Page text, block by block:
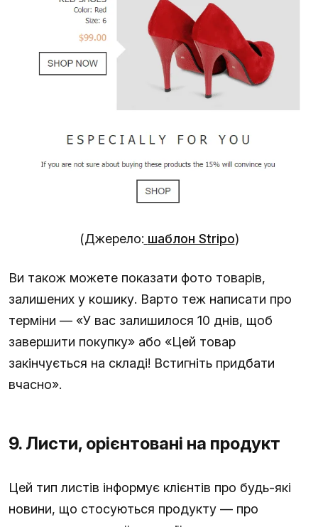
(Джерело: шаблон Stripo)
Ви також можете показати фото товарів,
залишених у кошику. Варто теж написати про
терміни — «У вас залишилося 10 днів, щоб
завершити покупку» або «Цей товар
закінчується на складі! Встигніть придбати
вчасно».
9. Листи, орієнтовані на продукт
Цей тип листів інформує клієнтів про будь-які
новини, що стосуються продукту — про